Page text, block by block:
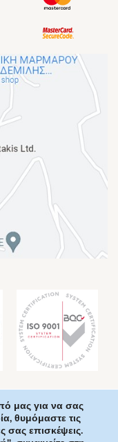
μας για να σας
θυμόμαστε τις
σας επισκέψεις.